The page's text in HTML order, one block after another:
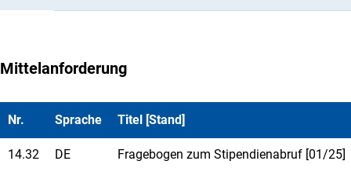
Mittelanforderung
Nr. Sprache Titel [Stand]
14.32 DE
Fragebogen zum Stipendienabruf [01/25]